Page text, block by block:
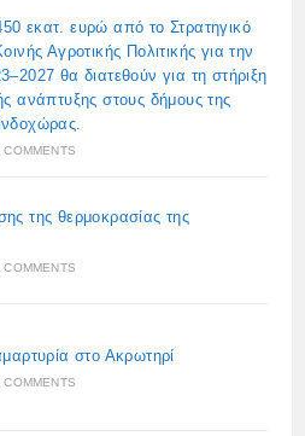
εκατ. ευρώ από το Στρατηγικό
Αγροτικής Πολιτικής για την
θα διατεθούν για τη στήριξη
ανάπτυξης στους δήμους της
COMMENTS
της θερμοκρασίας της
COMMENTS
στο Ακρωτηρί
COMMENTS